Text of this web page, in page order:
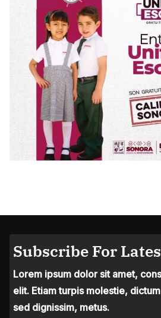
Subscribe For
Lorem ipsum dolor sit amet,
elit. Etiam turpis molestie,
sed dignissim, metus.